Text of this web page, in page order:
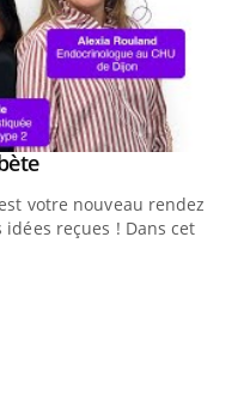
Youtube
votre nouveau rendez-
reçues ! Dans cet